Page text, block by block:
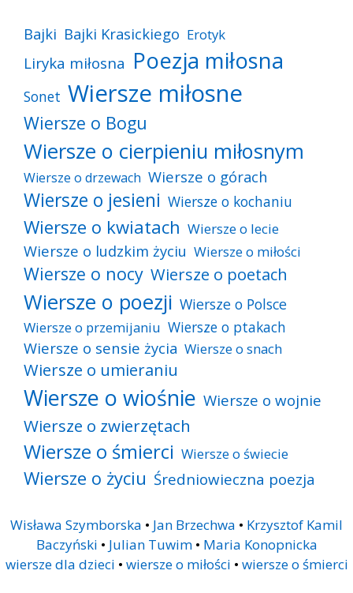
Bajki Bajki Krasickiego Erotyk
Liryka miłosna Poezja miłosna
Sonet Wiersze miłosne
Wiersze o Bogu
Wiersze o cierpieniu miłosnym
Wiersze o drzewach Wiersze o górach
Wiersze o jesieni Wiersze o kochaniu
Wiersze o kwiatach Wiersze o lecie
Wiersze o ludzkim życiu Wiersze o miłości
Wiersze o nocy Wiersze o poetach
Wiersze o poezji Wiersze o Polsce
Wiersze o przemijaniu Wiersze o ptakach
Wiersze o sensie życia Wiersze o snach
Wiersze o umieraniu
Wiersze o wiośnie Wiersze o wojnie
Wiersze o zwierzętach
Wiersze o śmierci Wiersze o świecie
Wiersze o życiu Średniowieczna poezja
Wisława Szymborska • Jan Brzechwa • Krzysztof Kamil
Baczyński • Julian Tuwim• Maria Konopnicka
wiersze dla dzieci • wiersze o miłości • wiersze o śmierci